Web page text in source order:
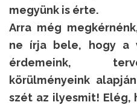
megyünk is érte.
Arra még
ne írja bele, hogy a
érdemeink,
körülményeink
szét az ilyesmit! Elég,